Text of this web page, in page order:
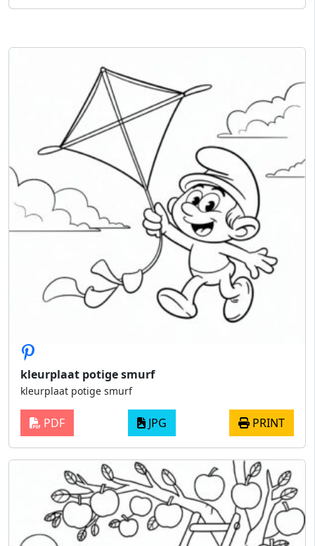
kleurplaat potige smurf
kleurplaat potige smurf
PDF JPG PRINT